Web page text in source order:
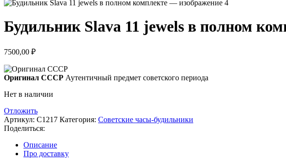
Будильник Slava 11 jewels в полном
7500,00 ₽
Оригинал СССР Аутентичный предмет советского периода
Нет в наличии
Отложить
Артикул: С1217 Категория: Советские часы-будильники
Поделиться:
Описание
Про доставку